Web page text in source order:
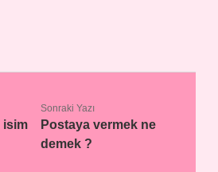
isim
Sonraki Yazı
Postaya vermek ne
demek ?